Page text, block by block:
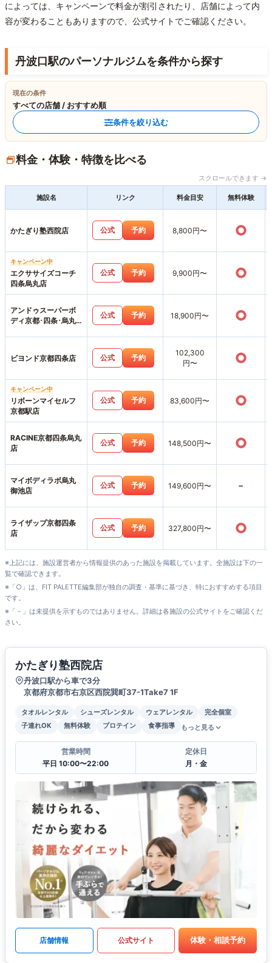
によっては、キャンペーンで料金が割引されたり、店舗によって内
容が変わることもありますので、公式サイトでご確認ください。
丹波口駅のパーソナルジムを条件から探す
現在の条件
すべての店舗 / おすすめ順
条件を絞り込む
料金・体験・特徴を比べる
スクロールできます →
施設名 リンク 料金目安 無料体験
かたぎり塾西院店 公式 予約 8,800円〜 ○
キャンペーン中
エクササイズコーチ
四条烏丸店
公式 予約 9,900円〜 ○
アンドゥスーパーボ
ディ京都･四条･烏丸
公式 予約 18,900円〜 ○
ビヨンド京都四条店 公式 予約
102,300
円〜
○
キャンペーン中
リボーンマイセルフ
京都駅店
公式 予約 83,600円〜 ○
RACINE京都四条烏丸
店
公式 予約 148,500円〜 ○
マイボディラボ烏丸
御池店
公式 予約 149,600円〜 -
ライザップ京都四条
店
公式 予約 327,800円〜 ○
※上記には、施設運営者から情報提供のあった施設を掲載しています。全施設は下の一
覧で確認できます。
※「○」は、FIT PALETTE編集部が独自の調査・基準に基づき、特におすすめする項目
です。
※「－」は未提供を示すものではありません。詳細は各施設の公式サイトをご確認くだ
さい。
かたぎり塾西院店
丹波口駅から車で3分
京都府京都市右京区西院巽町37-1Take7 1F
タオルレンタル シューズレンタル ウェアレンタル
完全個室
子連れOK
無料体験 プロテイン 食事指導 もっと見る
営業時間
平日 10:00〜22:00
定休日
月・金
店舗情報 公式サイト 体験・相談予約